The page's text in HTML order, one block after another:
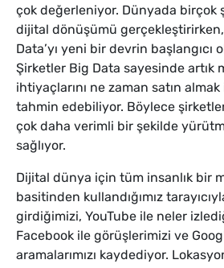
çok değerleniyor. Dünyada birçok
dijital dönüşümü
Data’yı yeni bir devrin başlangıcı
Şirketler Big Data sayesinde artık
ihtiyaçlarını ne zaman satın
tahmin edebiliyor. Böylece
çok daha verimli bir şekilde
sağlıyor.
Dijital dünya için tüm insanlık bir
basitinden kullandığımız
girdiğimizi, YouTube ile neler
Facebook ile görüşlerimizi ve
aramalarımızı kaydediyor.